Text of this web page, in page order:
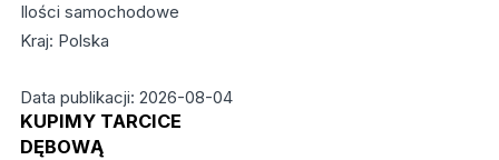
Ilości samochodowe
Kraj: Polska
Data publikacji: 2026-08-04
KUPIMY TARCICE
DĘBOWĄ